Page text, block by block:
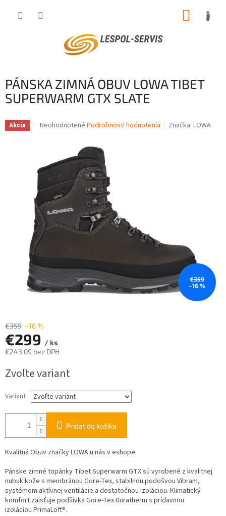
PÁNSKA ZIMNÁ OBUV LOWA TIBET
SUPERWARM GTX SLATE
Akcia
Priemerné
0,0
z
5
hviezdičiek.
Neohodnotené Podrobnosti hodnotenia Značka:LOWA
€359
–16 %
€359 –16 %
€299 / ks
€243,09 bez DPH
cena:
Zvoľte variant
Variant
Pridať do košíka
Kvalitná Obuv značky LOWA u nás v eshope.
Pánske zimné topánky Tibet Superwarm GTX sú vyrobené z kvalitnej
nubuk kože s membránou Gore-Tex, stabilnou podošvou Vibram,
systémom aktívnej ventilácie a dostatočnou izoláciou. Klimatický
komfort zaisťuje podšívka Gore-Tex Duratherm s prídavnou
izoláciou PrimaLoft®.